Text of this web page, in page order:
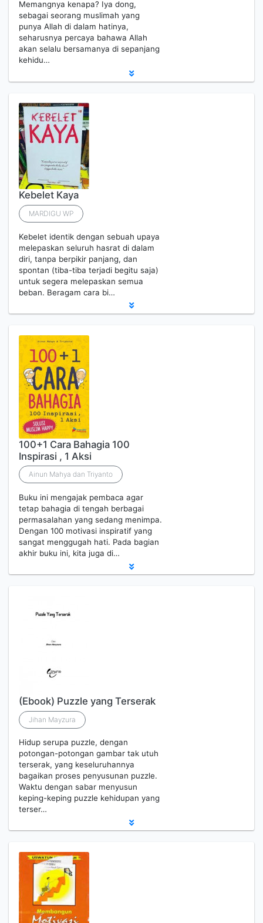
Memangnya kenapa? Iya dong,
sebagai seorang muslimah yang
punya Allah di dalam hatinya,
seharusnya percaya bahawa Allah
akan selalu bersamanya di sepanjang
kehidu…
Kebelet Kaya
MARDIGU WP
Kebelet identik dengan sebuah upaya
melepaskan seluruh hasrat di dalam
diri, tanpa berpikir panjang, dan
spontan (tiba-tiba terjadi begitu saja)
untuk segera melepaskan semua
beban. Beragam cara bi…
100+1 Cara Bahagia 100
Inspirasi , 1 Aksi
Ainun Mahya dan Triyanto
Buku ini mengajak pembaca agar
tetap bahagia di tengah berbagai
permasalahan yang sedang menimpa.
Dengan 100 motivasi inspiratif yang
sangat menggugah hati. Pada bagian
akhir buku ini, kita juga di…
(Ebook) Puzzle yang Terserak
Jihan Mayzura
Hidup serupa puzzle, dengan
potongan-potongan gambar tak utuh
terserak, yang keseluruhannya
bagaikan proses penyusunan puzzle.
Waktu dengan sabar menyusun
keping-keping puzzle kehidupan yang
terser…